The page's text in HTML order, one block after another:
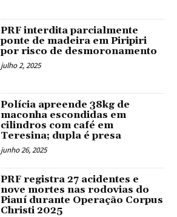
PRF interdita parcialmente
ponte de madeira em Piripiri
por risco de desmoronamento
julho 2, 2025
Polícia apreende 38kg de
maconha escondidas em
cilindros com café em
Teresina; dupla é presa
junho 26, 2025
PRF registra 27 acidentes e
nove mortes nas rodovias do
Piauí durante Operação Corpus
Christi 2025